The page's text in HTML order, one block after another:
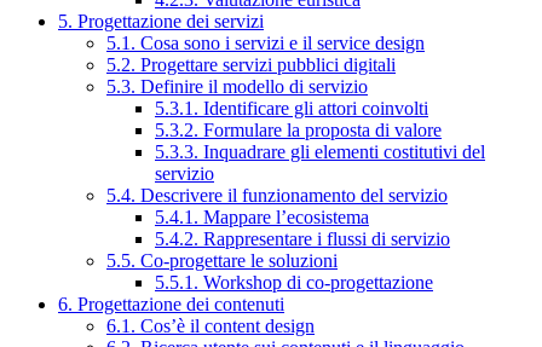
5. Progettazione dei servizi
5.1. Cosa sono i servizi e il service design
5.2. Progettare servizi pubblici digitali
5.3. Definire il modello di servizio
5.3.1. Identificare gli attori coinvolti
5.3.2. Formulare la proposta di valore
5.3.3. Inquadrare gli elementi costitutivi del
servizio
5.4. Descrivere il funzionamento del servizio
5.4.1. Mappare l’ecosistema
5.4.2. Rappresentare i flussi di servizio
5.5. Co-progettare le soluzioni
5.5.1. Workshop di co-progettazione
6. Progettazione dei contenuti
6.1. Cos’è il content design